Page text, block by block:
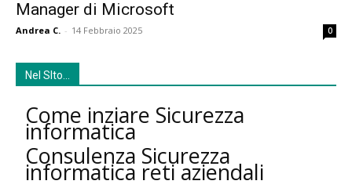
Manager di Microsoft
Andrea C. - 14 Febbraio 2025 0
Nel SIto…
Come inziare Sicurezza
informatica
Consulenza Sicurezza
informatica reti aziendali